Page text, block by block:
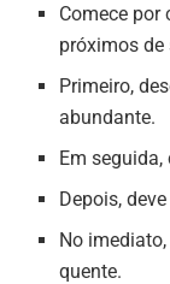
Comece
próximos de
Primeiro,
abundante.
Em
Depois,
No
quente.